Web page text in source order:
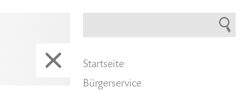
Startseite
Bürgerservice